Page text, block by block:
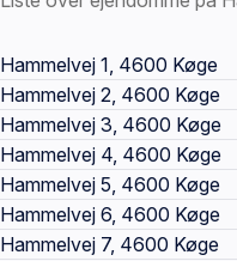
Offentlige
Hammelvej 1, 4600 Køge
Hammelvej 2, 4600 Køge
Hammelvej 3, 4600 Køge
Hammelvej 4, 4600 Køge
Hammelvej 5, 4600 Køge
Hammelvej 6, 4600 Køge
Hammelvej 7, 4600 Køge